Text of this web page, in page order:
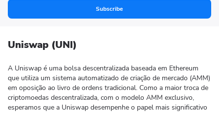
Subscribe
Uniswap (UNI)
A Uniswap é uma bolsa descentralizada baseada em Ethereum
que utiliza um sistema automatizado de criação de mercado (AMM)
em oposição ao livro de ordens tradicional. Como a maior troca de
criptomoedas descentralizada, com o modelo AMM exclusivo,
esperamos que a Uniswap desempenhe o papel mais significativo